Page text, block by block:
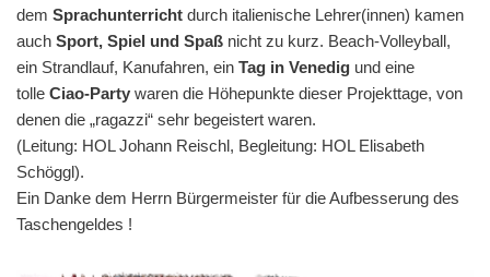
dem Sprachunterricht durch italienische Lehrer(innen) kamen
auch Sport, Spiel und Spaß nicht zu kurz. Beach-Volleyball,
ein Strandlauf, Kanufahren, ein Tag in Venedig und eine
tolle Ciao-Party waren die Höhepunkte dieser Projekttage, von
denen die „ragazzi“ sehr begeistert waren.
(Leitung: HOL Johann Reischl, Begleitung: HOL Elisabeth
Schöggl).
Ein Danke dem Herrn Bürgermeister für die Aufbesserung des
Taschengeldes !